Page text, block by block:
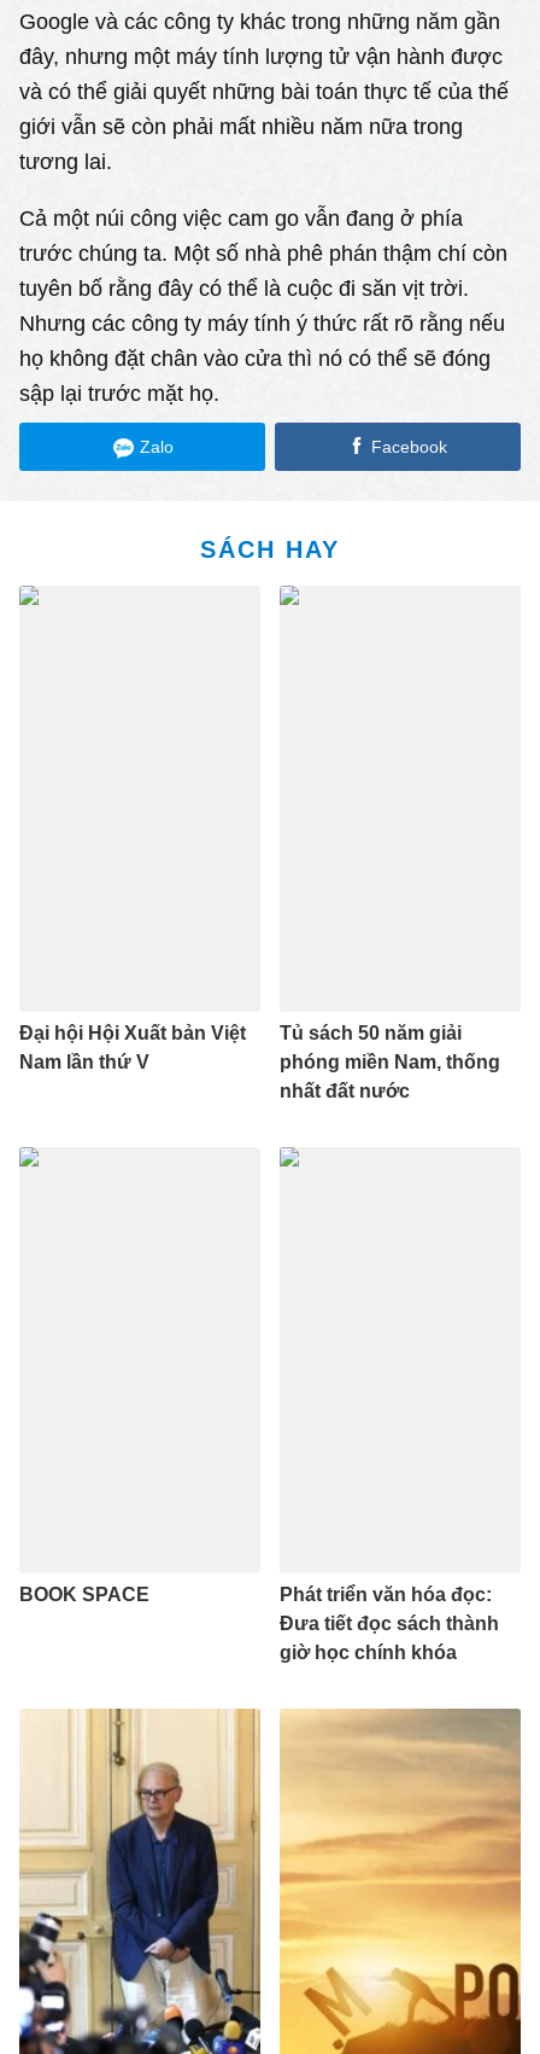
Google và các công ty khác trong những năm gần
đây, nhưng một máy tính lượng tử vận hành được
và có thể giải quyết những bài toán thực tế của thế
giới vẫn sẽ còn phải mất nhiều năm nữa trong
tương lai.
Cả một núi công việc cam go vẫn đang ở phía
trước chúng ta. Một số nhà phê phán thậm chí còn
tuyên bố rằng đây có thể là cuộc đi săn vịt trời.
Nhưng các công ty máy tính ý thức rất rõ rằng nếu
họ không đặt chân vào cửa thì nó có thể sẽ đóng
sập lại trước mặt họ.
Zalo Facebook
SÁCH HAY
Đại hội Hội Xuất bản Việt
Nam lần thứ V
Tủ sách 50 năm giải
phóng miền Nam, thống
nhất đất nước
BOOK SPACE
Phát triển văn hóa đọc:
Đưa tiết đọc sách thành
giờ học chính khóa